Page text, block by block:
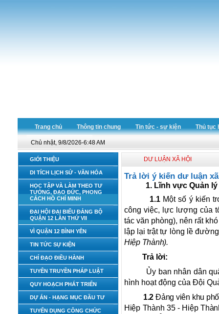
Trang chủ Thông tin chung Tin tức - sự kiện Thủ tục
Chủ nhật, 9/8/2026-6:48 AM
GIỚI THIỆU
DI TÍCH LỊCH SỬ - VĂN HÓA
HỌC TẬP VÀ LÀM THEO TƯ
TƯỞNG, ĐẠO ĐỨC, PHONG
CÁCH HỒ CHÍ MINH
ĐẠI HỘI ĐẠI BIỂU ĐẢNG BỘ
QUẬN 12 LẦN THỨ VII
VÌ QUẬN 12 BÌNH YÊN
TIN TỨC SỰ KIỆN
CHỈ ĐẠO ĐIỀU HÀNH
TUYÊN TRUYỀN PHÁP LUẬT
QUY HOẠCH PHÁT TRIỂN
DỰ ÁN - HẠNG MỤC ĐẦU TƯ
TUYỂN DỤNG CÔNG CHỨC
DƯ LUẬN XÃ HỘI
Trả lời ý kiến dư luận
1. Lĩnh vực Quản lý
1.1 Một số ý kiến
công việc, lực lượng của
tác văn phòng), nên rất
lập lại trật tự lòng lề
Hiệp Thành).
Trả lời:
Ủy ban nhân dân
hình hoạt động của Đội
1.2Đảng viên khu
Hiệp Thành 35 - Hiệp